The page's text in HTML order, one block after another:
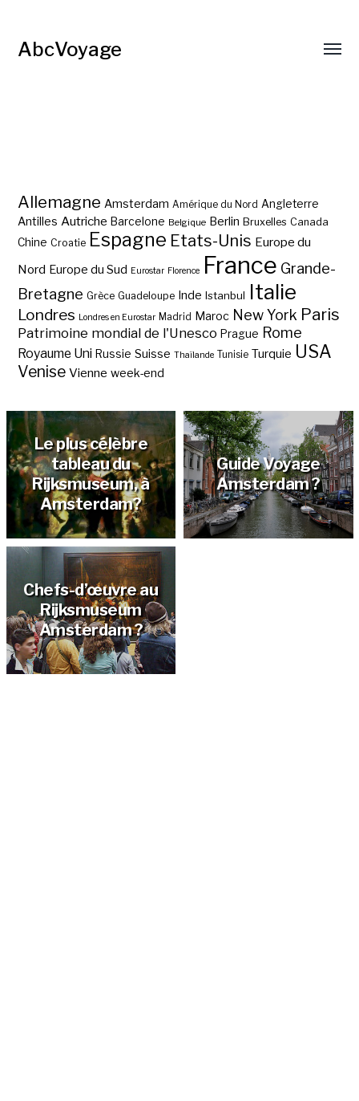
AbcVoyage
Allemagne Amsterdam Amérique du Nord Angleterre
Antilles Autriche Barcelone Belgique Berlin Bruxelles Canada
Chine Croatie Espagne Etats-Unis Europe du
Nord Europe du Sud Eurostar Florence France Grande-
Bretagne Grèce Guadeloupe Inde Istanbul Italie
Londres Londres en Eurostar Madrid Maroc New York Paris
Patrimoine mondial de l'Unesco Prague Rome
Royaume Uni Russie Suisse Thaïlande Tunisie Turquie USA
Venise Vienne week-end
Le plus célèbre
tableau du
Rijksmuseum, à
Amsterdam?
Guide Voyage
Amsterdam ?
Chefs-d’œuvre au
Rijksmuseum
Amsterdam ?